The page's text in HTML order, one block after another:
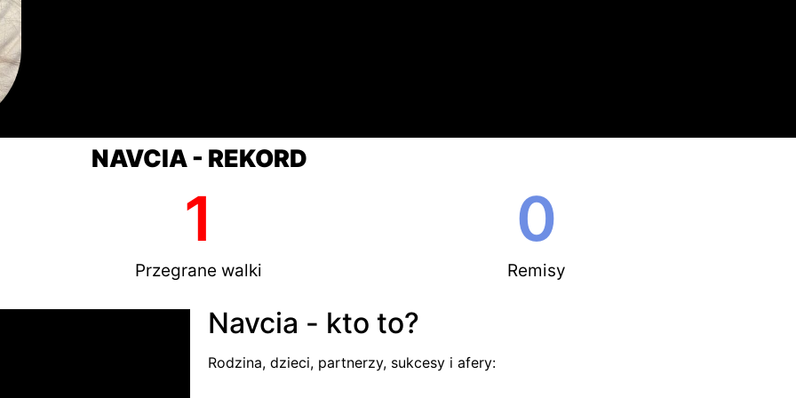
NAVCIA - REKORD
Przegrane walki
1
Remisy
0
Navcia - kto to?
Rodzina, dzieci, partnerzy, sukcesy i afery: